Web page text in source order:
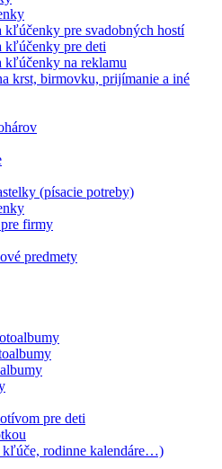
kľúčenky pre svadobných hostí
kľúčenky pre deti
kľúčenky na reklamu
krst, birmovku, prijímanie a iné
(písacie potreby)
firmy
predmety
pre deti
rodinne kalendáre…)